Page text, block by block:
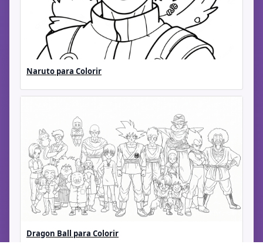
Naruto para Colorir
Dragon Ball para Colorir